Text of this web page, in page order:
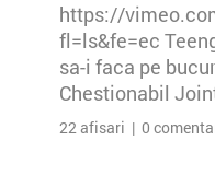
https://
fl=ls&fe=ec
sa-i faca pe
Chestionabil
22 afisari | 0